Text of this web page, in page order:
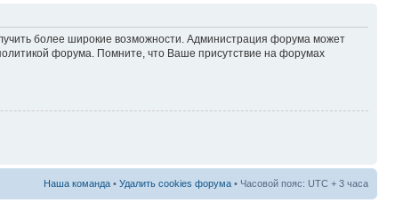
более широкие возможности. Администрация форума может
форума. Помните, что Ваше присутствие на форумах
Наша команда • Удалить cookies форума • Часовой пояс: UTC + 3 часа